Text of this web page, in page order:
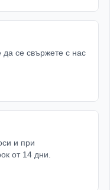
се свържете с нас
и при
от 14 дни.